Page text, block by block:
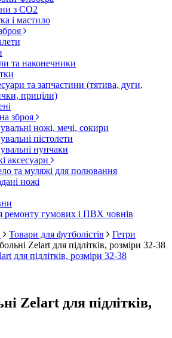
з CO2
і мастило
та наконечники
та запчастини (тятива, дуги,
приціли)
зброя
ножі, мечі, сокири
пістолети
нунчаки
аксесуари
та муляжі для полювання
ножі
ремонту гумових і ПВХ човнів
Товари для футболістів
Гетри
Zelart для підлітків, розміри 32-38
Zelart для підлітків,